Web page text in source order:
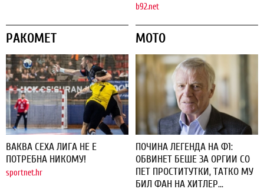
b92.net
РАКОМЕТ
ВАКВА СЕХА ЛИГА НЕ Е
ПОТРЕБНА НИКОМУ!
sportnet.hr
МОТО
ПОЧИНА ЛЕГЕНДА НА Ф1:
ОБВИНЕТ БЕШЕ ЗА ОРГИИ СО
ПЕТ ПРОСТИТУТКИ, ТАТКО МУ
БИЛ ФАН НА ХИТЛЕР...